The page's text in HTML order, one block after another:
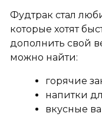
Фудтрак стал
которые хотят
дополнить свой
можно найти:
горячие
напитки
вкусные